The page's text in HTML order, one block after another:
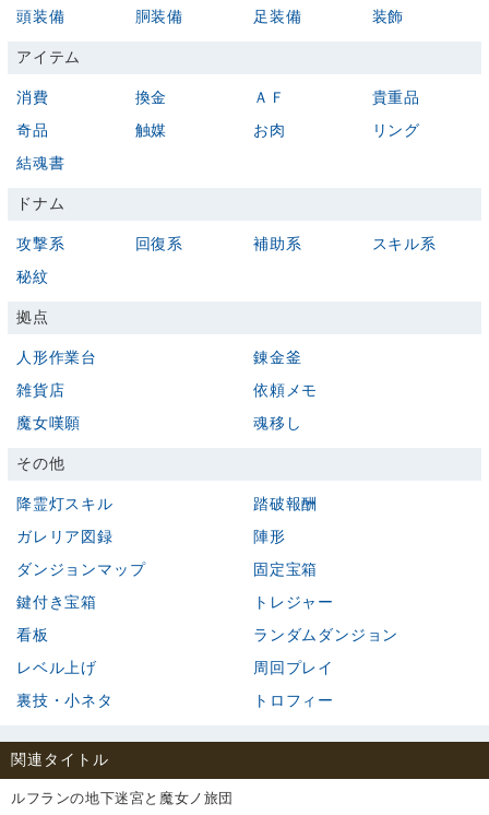
頭装備 胴装備 足装備 装飾
アイテム
消費 換金 ＡＦ
貴重品
奇品
触媒 お肉
リング
結魂書
ドナム
攻撃系 回復系 補助系
スキル系
秘紋
拠点
人形作業台
錬金釜
雑貨店
依頼メモ
魔女嘆願
魂移し
その他
降霊灯スキル
踏破報酬
ガレリア図録
陣形
ダンジョンマップ
固定宝箱
鍵付き宝箱
トレジャー
看板
ランダムダンジョン
レベル上げ
周回プレイ
裏技・小ネタ
トロフィー
関連タイトル
ルフランの地下迷宮と魔女ノ旅団